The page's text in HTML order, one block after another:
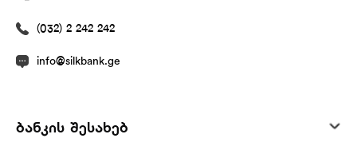
(032) 2 242 242
info@silkbank.ge
ბანკის შესახებ